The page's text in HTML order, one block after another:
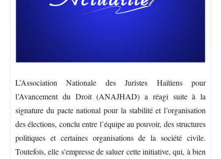
L’Association Nationale des Juristes Haïtiens pour
l’Avancement du Droit (ANAJHAD) a réagi suite à la
signature du pacte national pour la stabilité et l’organisation
des élections, conclu entre l’équipe au pouvoir, des structures
politiques et certaines organisations de la société civile.
Toutefois, elle s'empresse de saluer cette initiative, qui, à bien